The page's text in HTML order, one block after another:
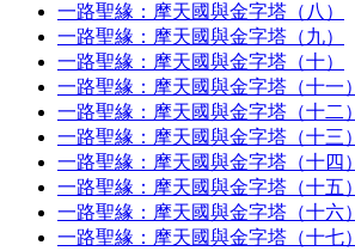
一路聖緣：摩天國與金字塔（八）
一路聖緣：摩天國與金字塔（九）
一路聖緣：摩天國與金字塔（十）
一路聖緣：摩天國與金字塔（十一）
一路聖緣：摩天國與金字塔（十二）
一路聖緣：摩天國與金字塔（十三）
一路聖緣：摩天國與金字塔（十四）
一路聖緣：摩天國與金字塔（十五）
一路聖緣：摩天國與金字塔（十六）
一路聖緣：摩天國與金字塔（十七）